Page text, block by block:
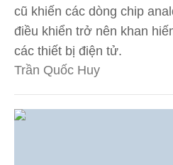
cũ khiến các dòng chip
điều khiển trở nên khan
các thiết bị điện tử.
Trần Quốc Huy